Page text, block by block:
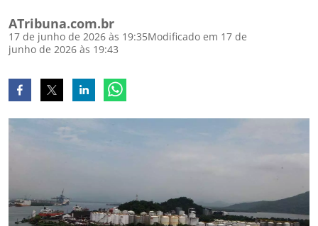
ATribuna.com.br
17 de junho de 2026 às 19:35Modificado em 17 de
junho de 2026 às 19:43